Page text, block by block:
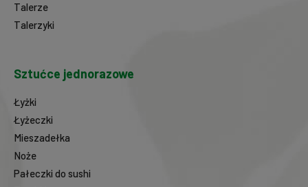
Talerze
Talerzyki
Sztućce jednorazowe
Łyżki
Łyżeczki
Mieszadełka
Noże
Pałeczki do sushi